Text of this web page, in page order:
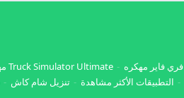
فري فاير مهكره Truck Simulator Ultimate مهكره
التطبيقات الأكثر مشاهدة تنزيل شام كاش